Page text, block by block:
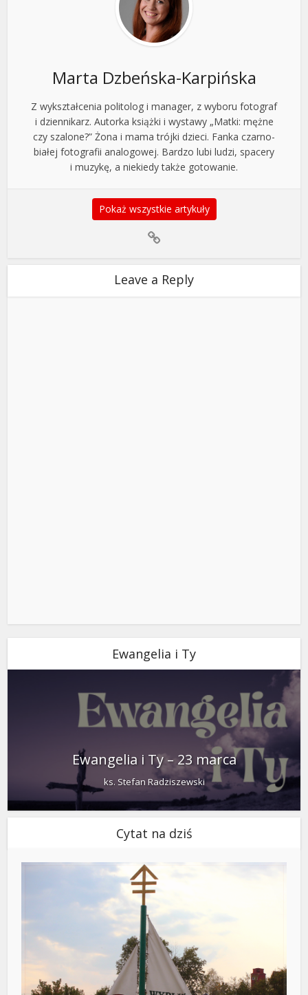
Marta Dzbeńska-Karpińska
Z wykształcenia politolog i manager, z wyboru fotograf
i dziennikarz. Autorka książki i wystawy „Matki: mężne
czy szalone?” Żona i mama trójki dzieci. Fanka czarno-
białej fotografii analogowej. Bardzo lubi ludzi, spacery
i muzykę, a niekiedy także gotowanie.
Pokaż wszystkie artykuły
Leave a Reply
Ewangelia i Ty
Ewangelia i Ty – 23 marca
ks. Stefan Radziszewski
Cytat na dziś